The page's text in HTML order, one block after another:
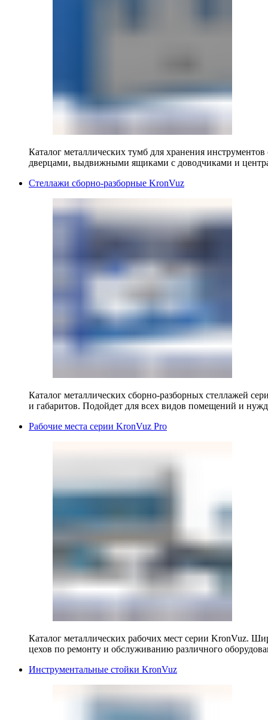
Каталог металлических тумб для хранения
дверцами, выдвижными ящиками с доводчиками и
Стеллажи сборно-разборные KronVuz
Каталог металлических сборно-разборных стеллажей
и габаритов. Подойдет для всех видов помещений и
Рабочие места серии KronVuz Pro
Каталог металлических рабочих мест серии KronVuz.
цехов по ремонту и обслуживанию различного
Инструментальные стойки KronVuz